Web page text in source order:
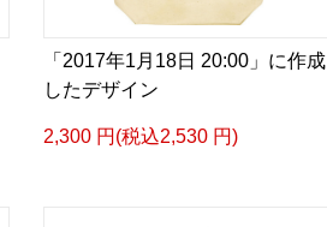
「2017年1月18日 20:00」に作成
したデザイン
2,300 円(税込2,530 円)